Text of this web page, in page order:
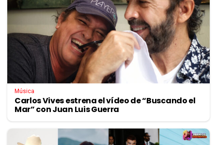
Música
Carlos Vives estrena el vídeo de “Buscando el
Mar” con Juan Luis Guerra